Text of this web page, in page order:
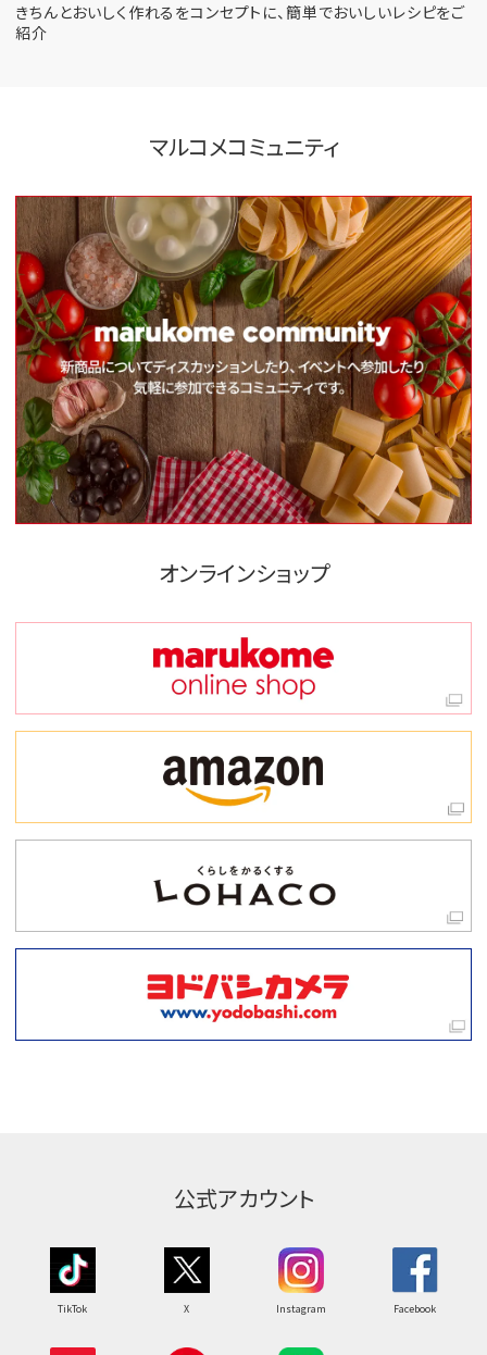
きちんとおいしく作れるをコンセプトに、簡単でおいしいレシピをご
紹介
マルコメコミュニティ
オンラインショップ
公式アカウント
TikTok X Instagram Facebook